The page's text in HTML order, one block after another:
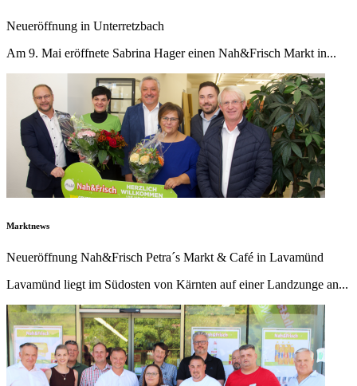
Neueröffnung in Unterretzbach
Am 9. Mai eröffnete Sabrina Hager einen Nah&Frisch Markt in...
Marktnews
Neueröffnung Nah&Frisch Petra´s Markt & Café in Lavamünd
Lavamünd liegt im Südosten von Kärnten auf einer Landzunge an...